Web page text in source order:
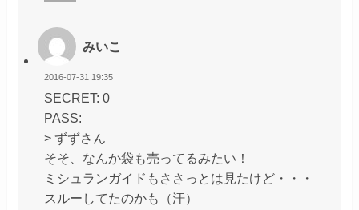
みいこ
2016-07-31 19:35
SECRET: 0
PASS:
> ずずさん
そそ、なんか袋も売ってるみたい！
ミシュランガイドもささっとは見たけど・・・
スルーしてたのかも（汗）